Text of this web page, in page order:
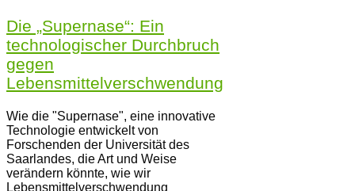
Die „Supernase“: Ein
technologischer Durchbruch
gegen
Lebensmittelverschwendung
Wie die "Supernase", eine innovative
Technologie entwickelt von
Forschenden der Universität des
Saarlandes, die Art und Weise
verändern könnte, wie wir
Lebensmittelverschwendung